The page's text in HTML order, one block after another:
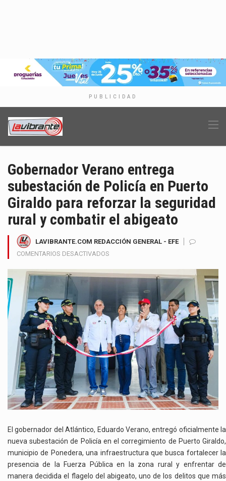
PUBLICIDAD
Gobernador Verano entrega
subestación de Policía en Puerto
Giraldo para reforzar la seguridad
rural y combatir el abigeato
LAVIBRANTE.COM REDACCIÓN GENERAL - EFE
COMENTARIOS DESACTIVADOS
VERANO
SUBESTACIÓN
POLICÍA
EN
PUERTO
GIRALDO
PARA
REFORZAR
LA
SEGURIDAD
RURAL
Y
EL
ABIGEATO
El gobernador del Atlántico, Eduardo Verano, entregó oficialmente la
nueva subestación de Policía en el corregimiento de Puerto Giraldo,
municipio de Ponedera, una infraestructura que busca fortalecer la
presencia de la Fuerza Pública en la zona rural y enfrentar de
manera decidida el flagelo del abigeato, uno de los delitos que más